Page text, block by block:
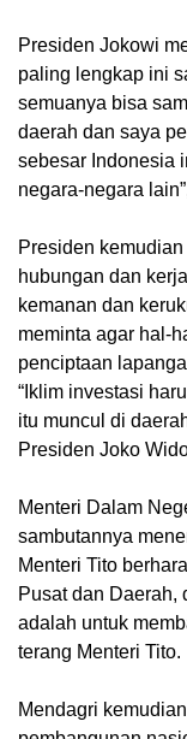
Presiden Jokowi
paling lengkap ini
semuanya bisa
daerah dan saya
sebesar Indonesia
negara-negara
Presiden
hubungan dan
kemanan dan
meminta agar hal-
penciptaan
“Iklim investasi
itu muncul di
Presiden Joko
Menteri Dalam
sambutannya
Menteri Tito
Pusat dan Daerah,
adalah untuk
terang Menteri Tito.
Mendagri